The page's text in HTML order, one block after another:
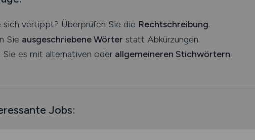
sich vertippt? Überprüfen Sie die Rechtschreibung.
Sie ausgeschriebene Wörter statt Abkürzungen.
Sie es mit alternativen oder allgemeineren Stichwörtern.
Jobs: